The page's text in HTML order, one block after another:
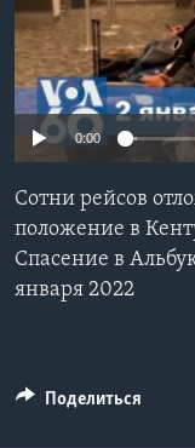
Learning English
СОЦИАЛЬНЫЕ СЕТИ
Языки
No
0:00
Сотни рейсов
положение в
Спасение в
января 2022
Поделиться